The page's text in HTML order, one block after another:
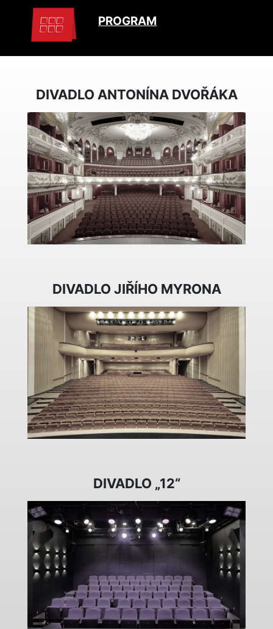
PROGRAM
DIVADLO ANTONÍNA DVOŘÁKA
DIVADLO JIŘÍHO MYRONA
DIVADLO „12“